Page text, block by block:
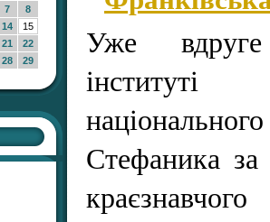
7
8
14
15
21
22
28
29
Уже
інституті
Стефаника за